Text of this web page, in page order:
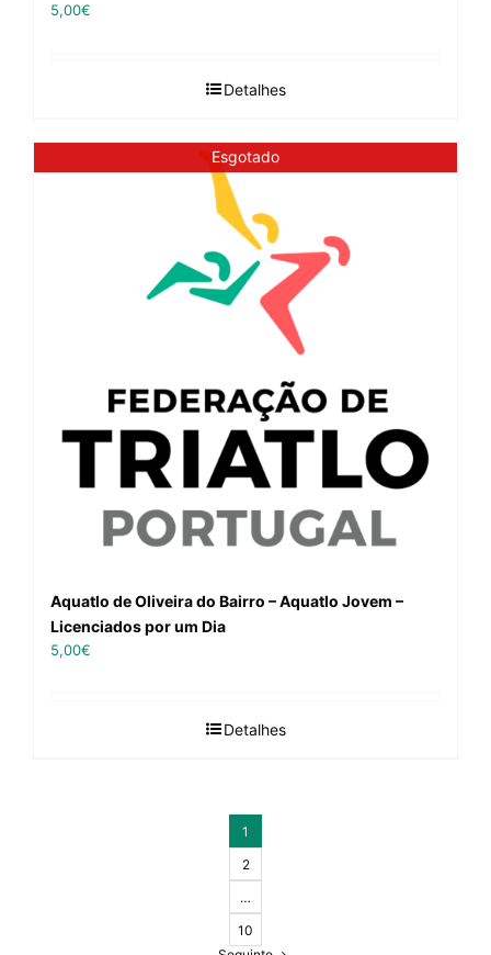
5,00€
Detalhes
Esgotado
Aquatlo de Oliveira do Bairro – Aquatlo Jovem –
Licenciados por um Dia
5,00€
Detalhes
1
2
…
10